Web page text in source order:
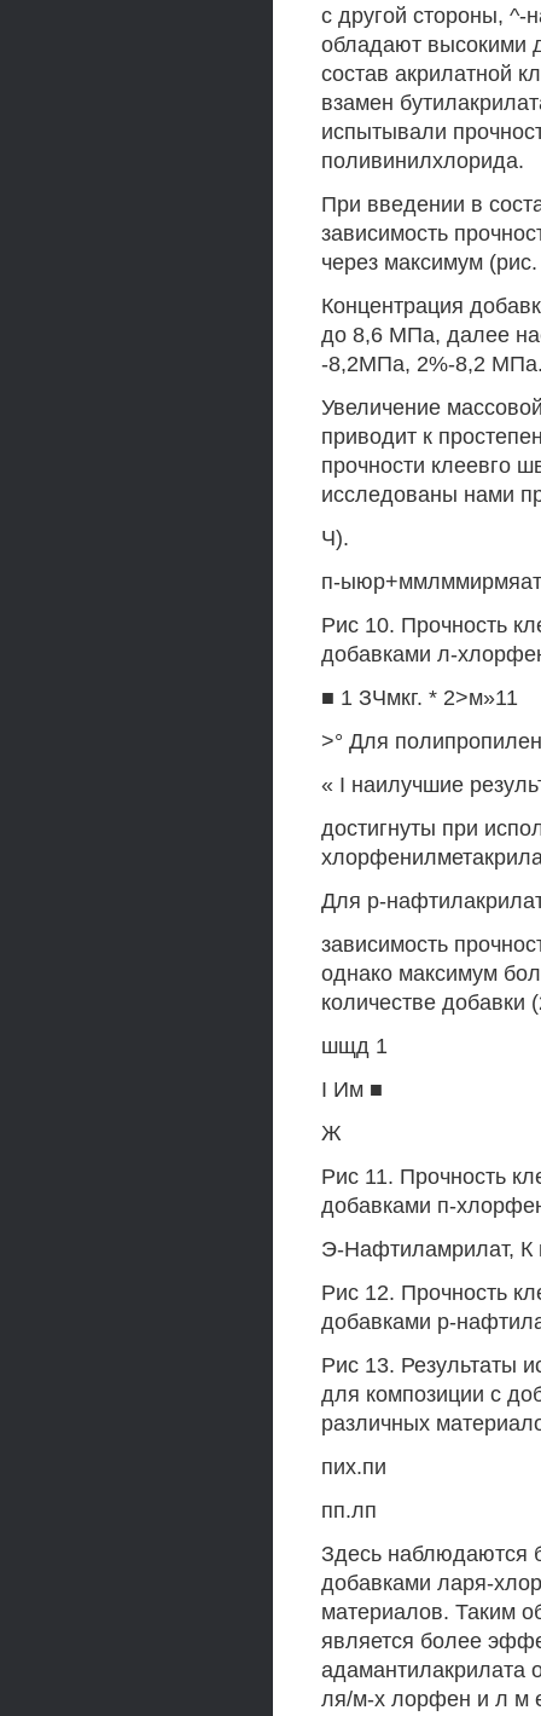
с другой стороны, ^-
обладают высокими
состав акрилатной
взамен
испытывали
поливинилхлорида.
При введении в
зависимость
через максимум
Концентрация
до 8,6 МПа, далее
-8,2МПа, 2%-8,2
Увеличение
приводит к
прочности клеевго
исследованы нами
Ч).
п-
Рис 10. Прочность
добавками л-
■ 1 ЗЧмкг. * 2>м»11
>° Для
« I наилучшие
достигнуты при
Для р-
зависимость
однако максимум
количестве добавки
шщд 1
I Им ■
Ж
Рис 11. Прочность
добавками п-
Э-Нафтиламрилат, К
Рис 12. Прочность
добавками р-
Рис 13. Результаты
для композиции с
различных
пих.пи
пп.лп
Здесь наблюдаются
добавками ларя-
материалов. Таким
является более
адамантилакрилата
ля/м-х лорфен и л м